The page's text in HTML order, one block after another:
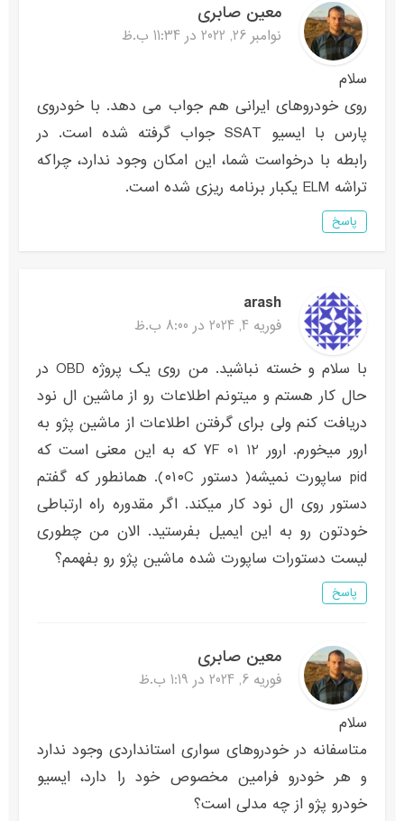
معین صابری
نوامبر 26, 2022 در 11:34 ب.ظ
سلام
روی خودروهای ایرانی هم جواب می دهد. با خودروی
پارس با ایسیو SSAT جواب گرفته شده است. در
رابطه با درخواست شما، این امکان وجود ندارد، چراکه
تراشه ELM یکبار برنامه ریزی شده است.
پاسخ
arash
فوریه 4, 2024 در 8:00 ب.ظ
با سلام و خسته نباشید. من روی یک پروژه OBD در
حال کار هستم و میتونم اطلاعات رو از ماشین ال نود
دریافت کنم ولی برای گرفتن اطلاعات از ماشین پژو به
ارور میخورم. ارور ۷F 01 12 که به این معنی است که
pid ساپورت نمیشه( دستور ۰۱۰C). همانطور که گفتم
دستور روی ال نود کار میکند. اگر مقدوره راه ارتباطی
خودتون رو به این ایمیل بفرستید. الان من چطوری
لیست دستورات ساپورت شده ماشین پژو رو بفهمم؟
پاسخ
معین صابری
فوریه 6, 2024 در 1:19 ب.ظ
سلام
متاسفانه در خودروهای سواری استانداردی وجود ندارد
و هر خودرو فرامین مخصوص خود را دارد، ایسیو
خودرو پژو از چه مدلی است؟